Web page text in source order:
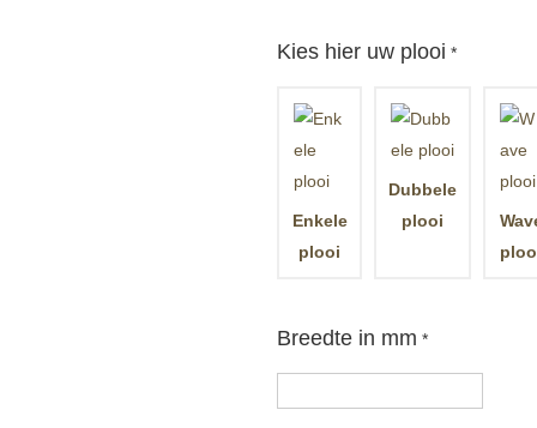
Kies hier uw plooi *
Enkele
plooi
Dubbele
plooi
Breedte in mm *